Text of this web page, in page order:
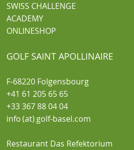
SWISS CHALLENGE
ACADEMY
ONLINESHOP
GOLF SAINT APOLLINAIRE
F-68220 Folgensbourg
+41 61 205 65 65
+33 367 88 04 04
info (at) golf-basel.com
Restaurant Das Refektorium